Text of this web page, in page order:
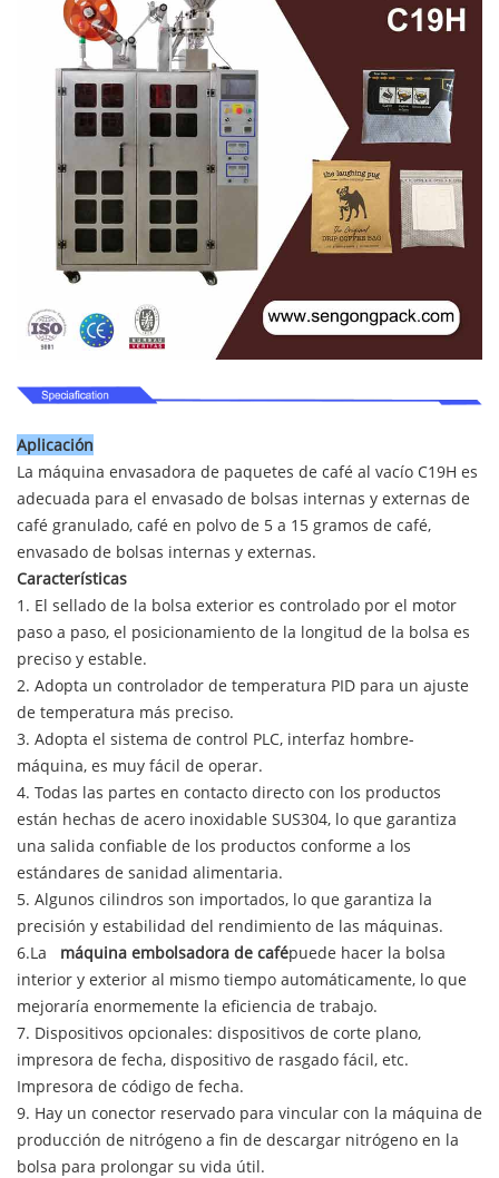
Aplicación
La máquina envasadora de paquetes de café al vacío C19H es
adecuada para el envasado de bolsas internas y externas de
café granulado, café en polvo de 5 a 15 gramos de café,
envasado de bolsas internas y externas.
Características
1. El sellado de la bolsa exterior es controlado por el motor
paso a paso, el posicionamiento de la longitud de la bolsa es
preciso y estable.
2. Adopta un controlador de temperatura PID para un ajuste
de temperatura más preciso.
3. Adopta el sistema de control PLC, interfaz hombre-
máquina, es muy fácil de operar.
4. Todas las partes en contacto directo con los productos
están hechas de acero inoxidable SUS304, lo que garantiza
una salida confiable de los productos conforme a los
estándares de sanidad alimentaria.
5. Algunos cilindros son importados, lo que garantiza la
precisión y estabilidad del rendimiento de las máquinas.
6.La máquina embolsadora de cafépuede hacer la bolsa
interior y exterior al mismo tiempo automáticamente, lo que
mejoraría enormemente la eficiencia de trabajo.
7. Dispositivos opcionales: dispositivos de corte plano,
impresora de fecha, dispositivo de rasgado fácil, etc.
Impresora de código de fecha.
9. Hay un conector reservado para vincular con la máquina de
producción de nitrógeno a fin de descargar nitrógeno en la
bolsa para prolongar su vida útil.